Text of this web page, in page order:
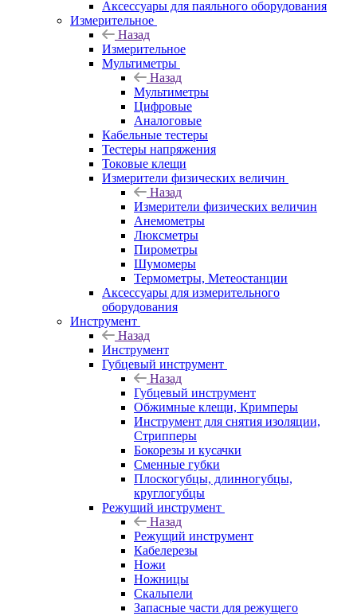
Аксессуары для паяльного оборудования
Измерительное
Назад
Измерительное
Мультиметры
Назад
Мультиметры
Цифровые
Аналоговые
Кабельные тестеры
Тестеры напряжения
Токовые клещи
Измерители физических величин
Назад
Измерители физических величин
Анемометры
Люксметры
Пирометры
Шумомеры
Термометры, Метеостанции
Аксессуары для измерительного
оборудования
Инструмент
Назад
Инструмент
Губцевый инструмент
Назад
Губцевый инструмент
Обжимные клещи, Кримперы
Инструмент для снятия изоляции,
Стрипперы
Бокорезы и кусачки
Сменные губки
Плоскогубцы, длинногубцы,
круглогубцы
Режущий инструмент
Назад
Режущий инструмент
Кабелерезы
Ножи
Ножницы
Скальпели
Запасные части для режущего